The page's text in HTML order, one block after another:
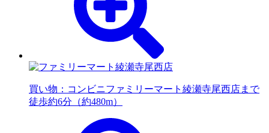
買い物：コンビニファミリーマート綾瀬寺尾西店まで
徒歩約6分（約480m）